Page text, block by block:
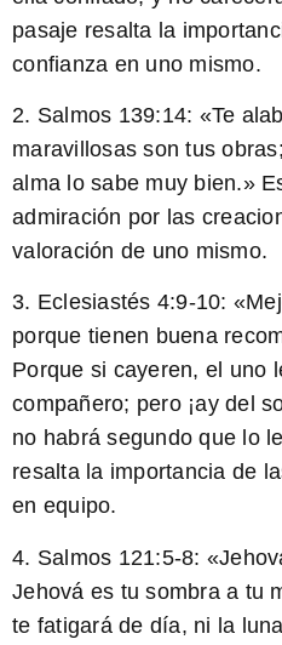
pasaje resalta la
confianza en uno mismo.
2. Salmos 139:14: «Te
maravillosas son tus
alma lo sabe muy bien.»
admiración por las
valoración de uno mismo.
3. Eclesiastés 4:9-10:
porque tienen buena
Porque si cayeren, el uno
compañero; pero ¡ay del
no habrá segundo que lo
resalta la importancia de
en equipo.
4. Salmos 121:5-8:
Jehová es tu sombra a tu
te fatigará de día, ni la